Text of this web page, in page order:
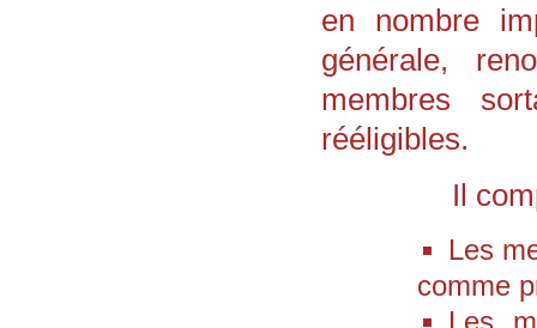
en nombre
générale,
membres
rééligibles.
Il
Les
comme